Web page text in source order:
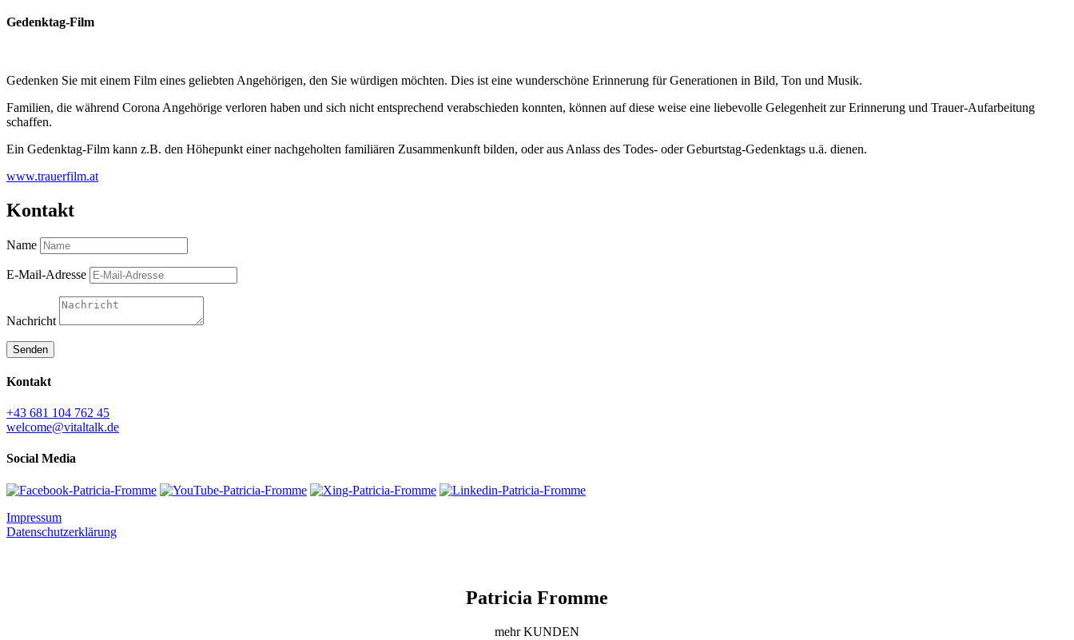
Gedenktag-Film
Gedenken Sie mit einem Film eines geliebten Angehörigen, den Sie würdigen möchten. Dies ist eine wunderschöne Erinnerung für Generationen in Bild, Ton und Musik.
Familien, die während Corona Angehörige verloren haben und sich nicht entsprechend verabschieden konnten, können auf diese weise eine liebevolle Gelegenheit zur Erinnerung und Trauer-Aufarbeitung
schaffen.
Ein Gedenktag-Film kann z.B. den Höhepunkt einer nachgeholten familiären Zusammenkunft bilden, oder aus Anlass des Todes- oder Geburtstag-Gedenktags u.ä. dienen.
www.trauerfilm.at
Kontakt
Name
E-Mail-Adresse
Nachricht
Senden
Kontakt
+43 681 104 762 45
welcome@vitaltalk.de
Social Media
Impressum
Datenschutzerklärung
Patricia Fromme
mehr KUNDEN